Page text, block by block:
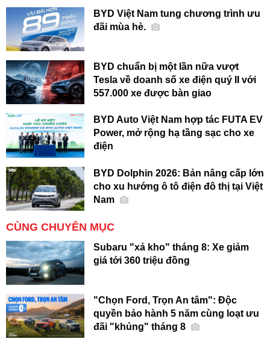
BYD Việt Nam tung chương trình ưu
đãi mùa hè.
BYD chuẩn bị một lần nữa vượt
Tesla về doanh số xe điện quý II với
557.000 xe được bàn giao
BYD Auto Việt Nam hợp tác FUTA EV
Power, mở rộng hạ tầng sạc cho xe
điện
BYD Dolphin 2026: Bản nâng cấp lớn
cho xu hướng ô tô điện đô thị tại Việt
Nam
CÙNG CHUYÊN MỤC
Subaru "xả kho" tháng 8: Xe giảm
giá tới 360 triệu đồng
"Chọn Ford, Trọn An tâm": Độc
quyền bảo hành 5 năm cùng loạt ưu
đãi "khủng" tháng 8